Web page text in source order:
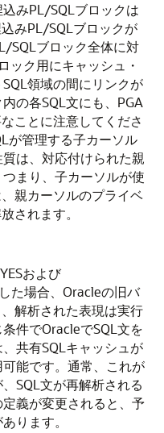
みPL/SQLブロックは
みPL/SQLブロックが
SQLブロック全体に対
ック用にキャッシュ・
領域の間にリンクが
の各SQL文にも、PGA
ことに注意してくださ
が管理する子カーソル
は、対応付けられた親
まり、子カーソルが使
親カーソルのプライベ
されます。
および
た場合、Oracleの旧バ
解析された表現は実行
件でOracleでSQL文を
共有SQLキャッシュが
能です。通常、これが
SQL文が再解析される
義が変更されると、予
ります。